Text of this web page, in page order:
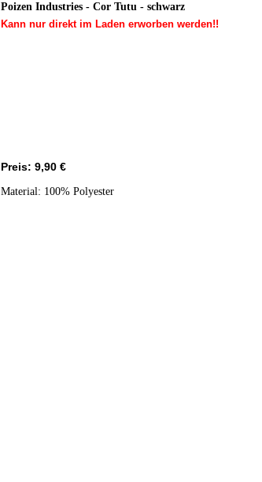
Poizen Industries - Cor Tutu - schwarz
Kann nur direkt im Laden erworben werden!!
Preis: 9,90 €
Material: 100% Polyester